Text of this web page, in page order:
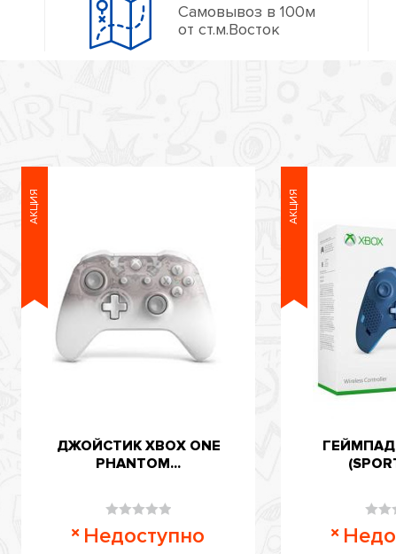
Самовывоз в 100м
от ст.м.Восток
АКЦИЯ
ДЖОЙСТИК XBOX ONE
PHANTOM...
0
Недоступно
АКЦИЯ
ГЕЙМПАД
0